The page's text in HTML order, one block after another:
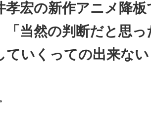
企業向けIT製品の総合サイト
孝宏の新作アニメ降
当然の判断だと思っ
ていくっての出来ない